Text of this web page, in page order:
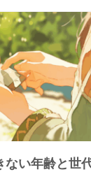
ない年齢と世